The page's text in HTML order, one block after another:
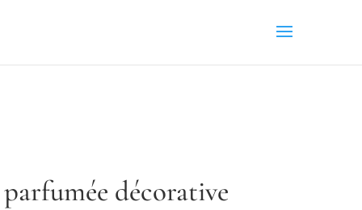
décorative